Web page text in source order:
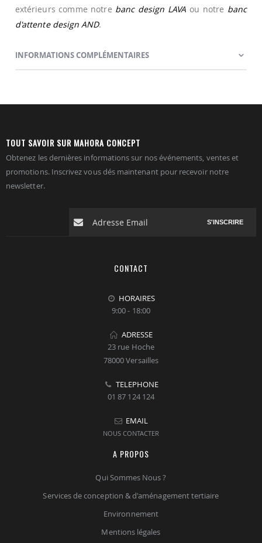
extérieurs comme notre banc design LAVA ou notre banc
d'attente design AND.
INFORMATIONS COMPLÉMENTAIRES
TOUT SAVOIR SUR MAHORA CONCEPT
Obtenez les dernières informations sur nos événements, ventes et
promotions. Inscrivez vous dés maintenant pour recevoir notre
newsletter.
S'INSCRIRE
CONTACT
HORAIRES
9:00 - 18:00
ADRESSE
23 rue Hoche
78000 Versailles
TELEPHONE
01 87 124 124
EMAIL
NOUS CONTACTER
A PROPOS
Qui Sommes Nous ?
Services de conception & d'aménagement tertiaire
Environnement
Mentions légales